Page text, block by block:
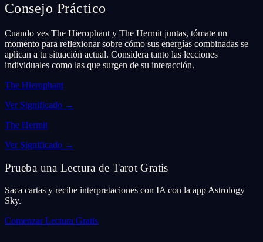
Consejo Práctico
Cuando ves The Hierophant y The Hermit juntas, tómate un
momento para reflexionar sobre cómo sus energías combinadas se
aplican a tu situación actual. Considera tanto las lecciones
individuales como las que surgen de su interacción.
The Hierophant
Ver Significado →
The Hermit
Ver Significado →
Prueba una Lectura de Tarot Gratis
Saca cartas y recibe interpretaciones con IA con la app Astrology
Sky.
Comenzar Lectura Gratis